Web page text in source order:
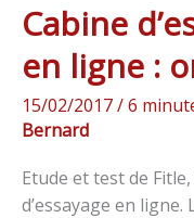
Cabine
en ligne :
15/02/2017/6
Bernard
Etude et test de
d’essayage en ligne.